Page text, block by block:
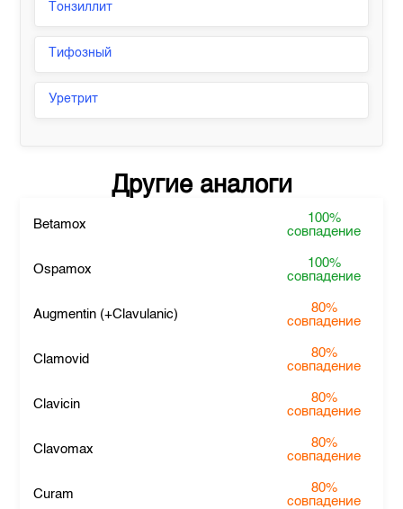
Тонзиллит
Тифозный
Уретрит
Другие аналоги
Betamox
100%
совпадение
Ospamox
100%
совпадение
Augmentin (+Clavulanic)
80%
совпадение
Clamovid
80%
совпадение
Clavicin
80%
совпадение
Clavomax
80%
совпадение
Curam
80%
совпадение